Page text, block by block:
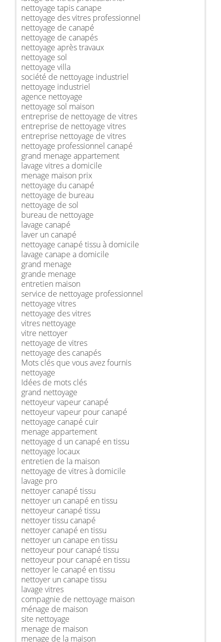
nettoyage tapis canape
nettoyage des vitres professionnel
nettoyage de canapé
nettoyage de canapés
nettoyage après travaux
nettoyage sol
nettoyage villa
société de nettoyage industriel
nettoyage industriel
agence nettoyage
nettoyage sol maison
entreprise de nettoyage de vitres
entreprise de nettoyage vitres
entreprise nettoyage de vitres
nettoyage professionnel canapé
grand menage appartement
lavage vitres a domicile
menage maison prix
nettoyage du canapé
nettoyage de bureau
nettoyage de sol
bureau de nettoyage
lavage canapé
laver un canapé
nettoyage canapé tissu à domicile
lavage canape a domicile
grand menage
grande menage
entretien maison
service de nettoyage professionnel
nettoyage vitres
nettoyage des vitres
vitres nettoyage
vitre nettoyer
nettoyage de vitres
nettoyage des canapés
Mots clés que vous avez fournis
nettoyage
Idées de mots clés
grand nettoyage
nettoyeur vapeur canapé
nettoyeur vapeur pour canapé
nettoyage canapé cuir
menage appartement
nettoyage d un canapé en tissu
nettoyage locaux
entretien de la maison
nettoyage de vitres à domicile
lavage pro
nettoyer canapé tissu
nettoyer un canapé en tissu
nettoyeur canapé tissu
nettoyer tissu canapé
nettoyer canapé en tissu
nettoyer un canape en tissu
nettoyeur pour canapé tissu
nettoyeur pour canapé en tissu
nettoyer le canapé en tissu
nettoyer un canape tissu
lavage vitres
compagnie de nettoyage maison
ménage de maison
site nettoyage
menage de maison
menage de la maison